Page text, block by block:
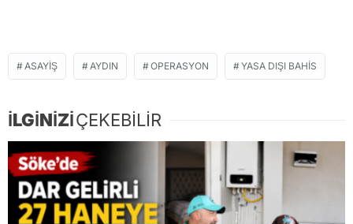
ASAYIŞ AYDIN OPERASYON YASA DIŞI BAHIS
İLGİNİZİÇEKEBİLİR